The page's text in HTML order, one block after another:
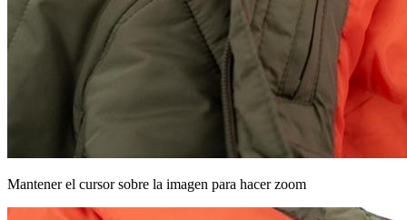
Mantener el cursor sobre la imagen para hacer zoom